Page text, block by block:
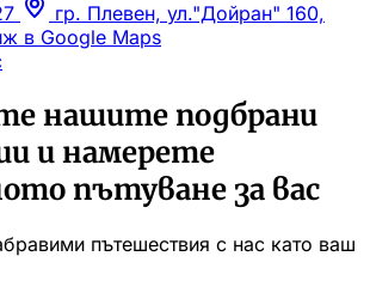
гр. Плевен, ул."Дойран" 160,
в Google Maps
нашите подбрани
и намерете
пътуване за вас
пътешествия с нас като ваш